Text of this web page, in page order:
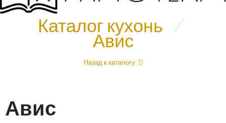
Каталог кухонь /
Авис
Назад к каталогу
Авис